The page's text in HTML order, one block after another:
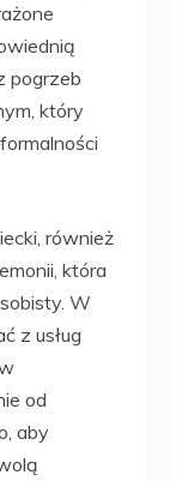
pogrzeb
który
również
która
W
z usług
od
aby